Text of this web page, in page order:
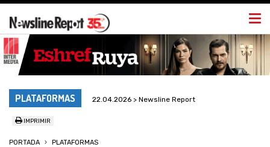
PLATAFORMAS 22.04.2026 > Newsline Report
IMPRIMIR
PORTADA PLATAFORMAS